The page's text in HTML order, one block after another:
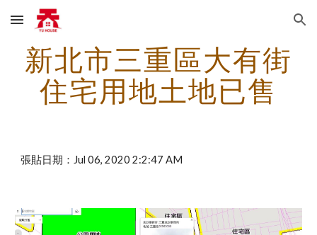
Skip to main content Skip to navigation
新北市三重區大有街
住宅用地土地已售
張貼日期：Jul 06, 2020 2:2:47 AM